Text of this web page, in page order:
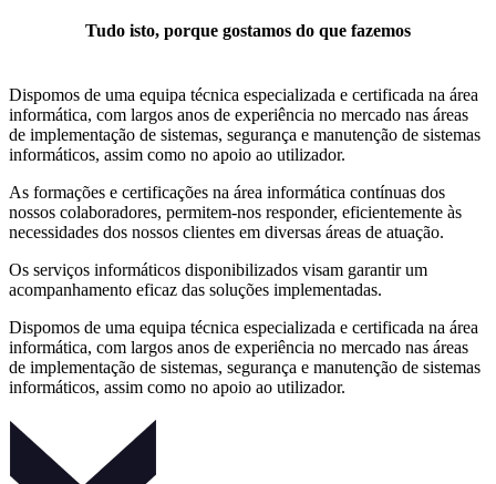
Tudo isto, porque gostamos do que fazemos
Dispomos de uma equipa técnica especializada e certificada na área
informática, com largos anos de experiência no mercado nas áreas
de implementação de sistemas, segurança e manutenção de sistemas
informáticos, assim como no apoio ao utilizador.
As formações e certificações na área informática contínuas dos
nossos colaboradores, permitem-nos responder, eficientemente às
necessidades dos nossos clientes em diversas áreas de atuação.
Os serviços informáticos disponibilizados visam garantir um
acompanhamento eficaz das soluções implementadas.
Dispomos de uma equipa técnica especializada e certificada na área
informática, com largos anos de experiência no mercado nas áreas
de implementação de sistemas, segurança e manutenção de sistemas
informáticos, assim como no apoio ao utilizador.